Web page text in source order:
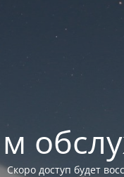
Скоро доступ будет